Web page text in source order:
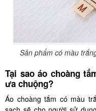
Sản phẩm có màu
Tại sao áo choàng
ưa chuộng?
Áo choàng tắm có màu